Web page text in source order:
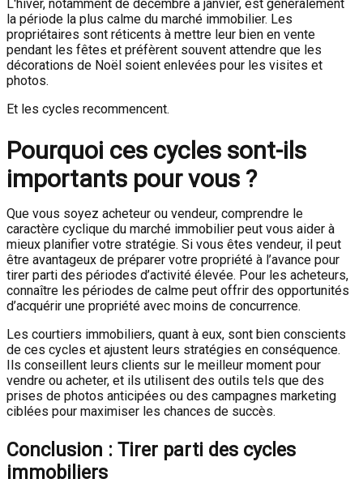
L'hiver, notamment de décembre à janvier, est généralement
la période la plus calme du marché immobilier. Les
propriétaires sont réticents à mettre leur bien en vente
pendant les fêtes et préfèrent souvent attendre que les
décorations de Noël soient enlevées pour les visites et
photos.
Et les cycles recommencent.
Pourquoi ces cycles sont-ils
importants pour vous ?
Que vous soyez acheteur ou vendeur, comprendre le
caractère cyclique du marché immobilier peut vous aider à
mieux planifier votre stratégie. Si vous êtes vendeur, il peut
être avantageux de préparer votre propriété à l’avance pour
tirer parti des périodes d’activité élevée. Pour les acheteurs,
connaître les périodes de calme peut offrir des opportunités
d’acquérir une propriété avec moins de concurrence.
Les courtiers immobiliers, quant à eux, sont bien conscients
de ces cycles et ajustent leurs stratégies en conséquence.
Ils conseillent leurs clients sur le meilleur moment pour
vendre ou acheter, et ils utilisent des outils tels que des
prises de photos anticipées ou des campagnes marketing
ciblées pour maximiser les chances de succès.
Conclusion : Tirer parti des cycles
immobiliers